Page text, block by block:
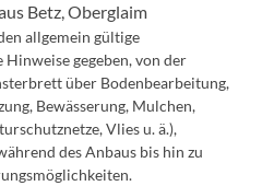
Betz, Oberglaim
allgemein gültige
Hinweise gegeben, von der
über Bodenbearbeitung,
Bewässerung, Mulchen,
Vlies u. ä.),
des Anbaus bis hin zu